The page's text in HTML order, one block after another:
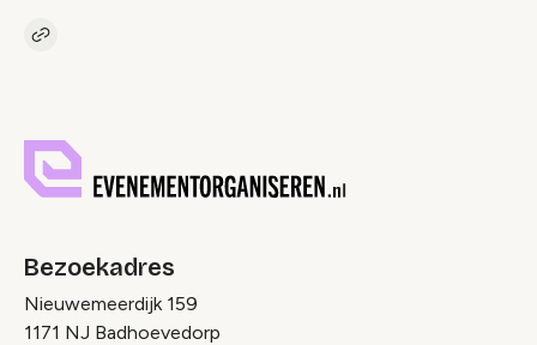
Kopieer link naar pagina
Bezoekadres
Nieuwemeerdijk 159
1171 NJ Badhoevedorp